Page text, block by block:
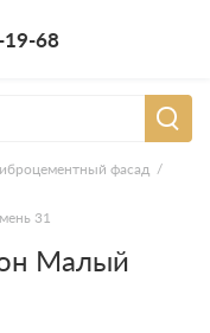
19-68
фасад
31
Малый